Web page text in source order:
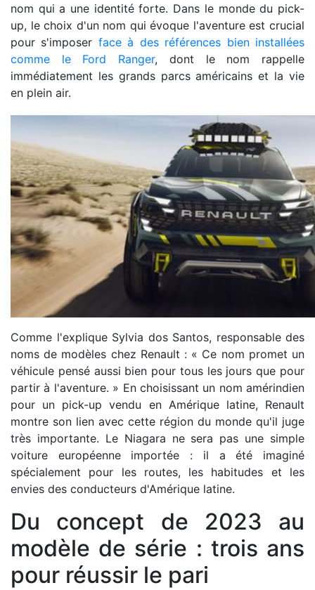
nom qui a une identité forte. Dans le monde du pick-
up, le choix d'un nom qui évoque l'aventure est crucial
pour s'imposer face à des références bien installées
comme le Ford Ranger, dont le nom rappelle
immédiatement les grands parcs américains et la vie
en plein air.
Comme l'explique Sylvia dos Santos, responsable des
noms de modèles chez Renault : « Ce nom promet un
véhicule pensé aussi bien pour tous les jours que pour
partir à l'aventure. » En choisissant un nom amérindien
pour un pick-up vendu en Amérique latine, Renault
montre son lien avec cette région du monde qu'il juge
très importante. Le Niagara ne sera pas une simple
voiture européenne importée : il a été imaginé
spécialement pour les routes, les habitudes et les
envies des conducteurs d'Amérique latine.
Du concept de 2023 au
modèle de série : trois ans
pour réussir le pari